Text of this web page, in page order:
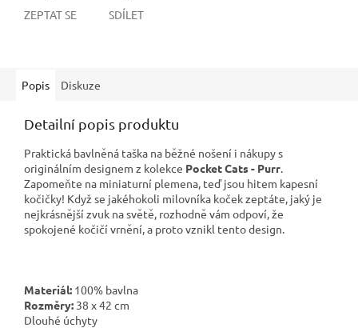
ZEPTAT SE SDÍLET
Popis Diskuze
Detailní popis produktu
Praktická bavlněná taška na běžné nošení i nákupy s
originálním designem z kolekce Pocket Cats - Purr.
Zapomeňte na miniaturní plemena, teď jsou hitem kapesní
kočičky! Když se jakéhokoli milovníka koček zeptáte, jaký je
nejkrásnější zvuk na světě, rozhodně vám odpoví, že
spokojené kočičí vrnění, a proto vznikl tento design.
Materiál: 100% bavlna
Rozměry: 38 x 42 cm
Dlouhé úchyty